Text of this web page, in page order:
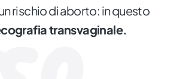
rischio di aborto: in questo
transvaginale.